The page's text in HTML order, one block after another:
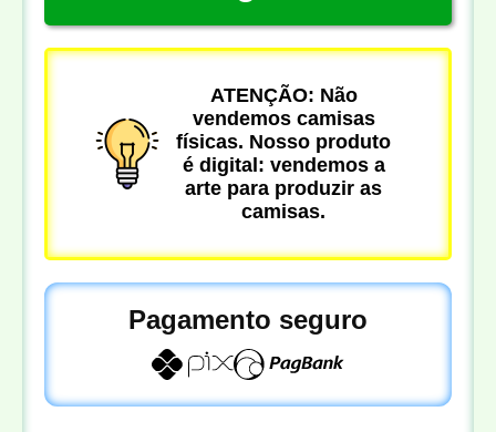
ATENÇÃO: Não
vendemos camisas
físicas. Nosso produto
é digital: vendemos a
arte para produzir as
camisas.
Pagamento seguro